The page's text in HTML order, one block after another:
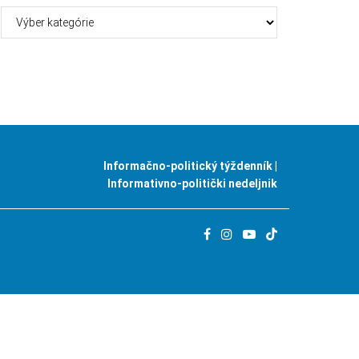
Informačno-politický týždenník |
Informativno-politički nedeljnik